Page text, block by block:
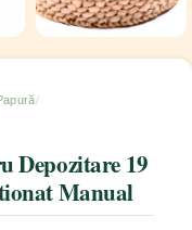
Depozitare 19
Manual